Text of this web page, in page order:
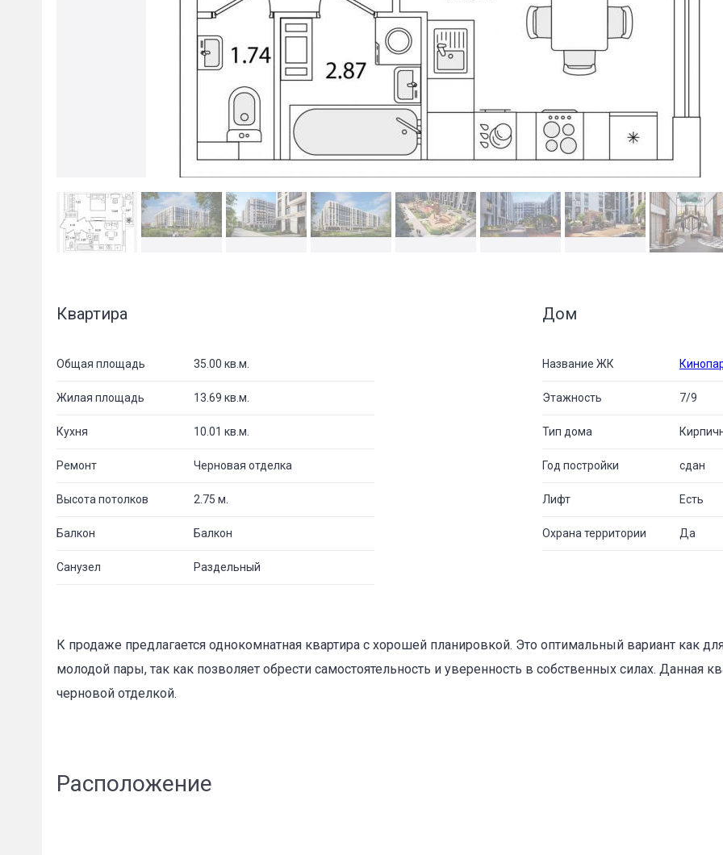
Квартира
Общая площадь 35.00 кв.м.
Жилая площадь 13.69 кв.м.
Кухня 10.01 кв.м.
Ремонт Черновая отделка
Высота потолков 2.75 м.
Балкон Балкон
Санузел Раздельный
Дом
Название ЖК
Этажность 7/9
Тип дома
Год постройки сдан
Лифт Есть
Охрана территории Да
К продаже предлагается однокомнатная квартира с хорошей планировкой. Это оптимальный вариант как
молодой пары, так как позволяет обрести самостоятельность и уверенность в собственных силах. Данная
черновой отделкой.
Расположение